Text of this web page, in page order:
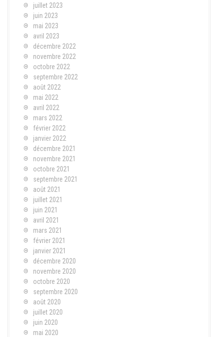
juillet 2023
juin 2023
mai 2023
avril 2023
décembre 2022
novembre 2022
octobre 2022
septembre 2022
août 2022
mai 2022
avril 2022
mars 2022
février 2022
janvier 2022
décembre 2021
novembre 2021
octobre 2021
septembre 2021
août 2021
juillet 2021
juin 2021
avril 2021
mars 2021
février 2021
janvier 2021
décembre 2020
novembre 2020
octobre 2020
septembre 2020
août 2020
juillet 2020
juin 2020
mai 2020